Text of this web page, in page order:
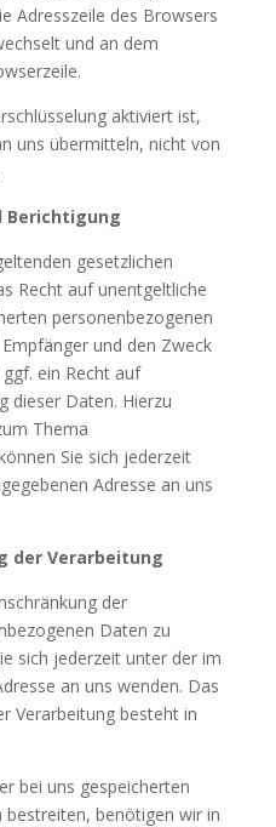
Adresszeile des Browsers
und an dem
aktiviert ist,
uns übermitteln, nicht von
Berichtigung
gesetzlichen
Recht auf unentgeltliche
personenbezogenen
und den Zweck
ein Recht auf
dieser Daten. Hierzu
Thema
Sie sich jederzeit
Adresse an uns
der Verarbeitung
der
Daten zu
sich jederzeit unter der im
an uns wenden. Das
Verarbeitung besteht in
bei uns gespeicherten
benötigen wir in